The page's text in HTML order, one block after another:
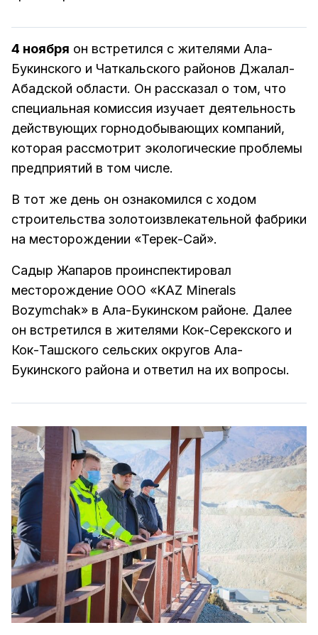
4 ноября он встретился с жителями Ала-
Букинского и Чаткальского районов Джалал-
Абадской области. Он рассказал о том, что
специальная комиссия изучает деятельность
действующих горнодобывающих компаний,
которая рассмотрит экологические проблемы
предприятий в том числе.
В тот же день он ознакомился с ходом
строительства золотоизвлекательной фабрики
на месторождении «Терек-Сай».
Садыр Жапаров проинспектировал
месторождение ООО «KAZ Minerals
Bozymchak» в Ала-Букинском районе. Далее
он встретился в жителями Кок-Серекского и
Кок-Ташского сельских округов Ала-
Букинского района и ответил на их вопросы.